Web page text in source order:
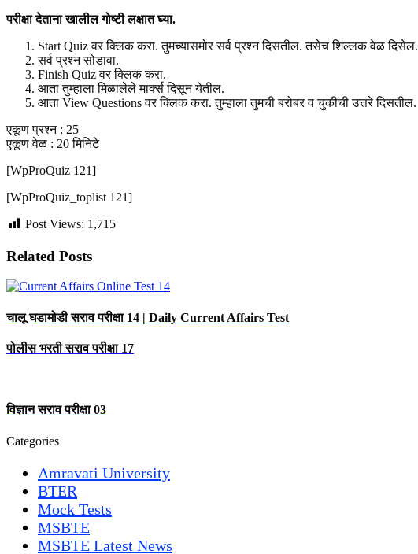
परीक्षा देताना खालील गोष्टी लक्षात घ्या.
Start Quiz वर क्लिक करा. तुमच्यासमोर सर्व प्रश्न दिसतील. तसेच शिल्लक वेळ दिसेल.
सर्व प्रश्न सोडावा.
Finish Quiz वर क्लिक करा.
आता तुम्हाला मिळालेले मार्क्स दिसून येतील.
आता View Questions वर क्लिक करा. तुम्हाला तुमची बरोबर व चुकीची उत्तरे दिसतील.
एकूण प्रश्न : 25
एकूण वेळ : 20 मिनिटे
[WpProQuiz 121]
[WpProQuiz_toplist 121]
Post Views: 1,715
Related Posts
चालू घडामोडी सराव परीक्षा 14 | Daily Current Affairs Test
पोलीस भरती सराव परीक्षा 17
विज्ञान सराव परीक्षा 03
Categories
Amravati University
BTER
Mock Tests
MSBTE
MSBTE Latest News